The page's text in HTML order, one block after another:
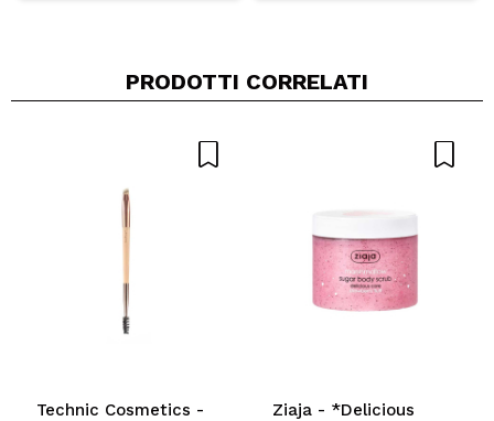
PRODOTTI CORRELATI
Technic Cosmetics -
Ziaja - *Delicious